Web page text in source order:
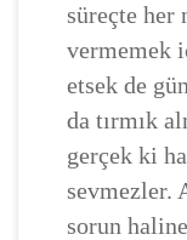
süreçte her
vermemek
etsek de
da tırmık
gerçek ki
sevmezler.
sorun